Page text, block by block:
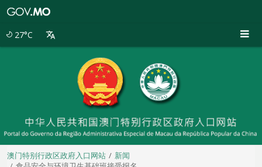
27°C
澳门特别行政区政府入口网站
新闻